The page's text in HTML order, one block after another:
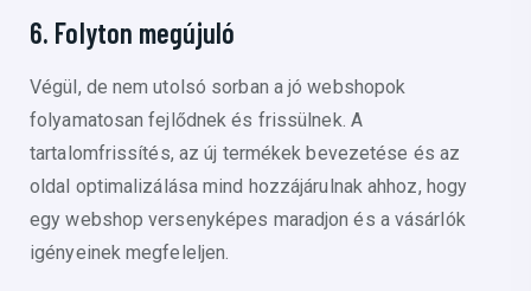
6. Folyton megújuló
Végül, de nem utolsó sorban a jó webshopok
folyamatosan fejlődnek és frissülnek. A
tartalomfrissítés, az új termékek bevezetése és az
oldal optimalizálása mind hozzájárulnak ahhoz, hogy
egy webshop versenyképes maradjon és a vásárlók
igényeinek megfeleljen.